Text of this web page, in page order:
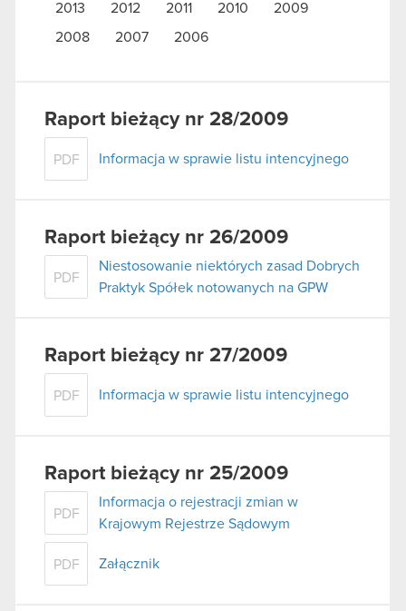
2013
2012 2011 2010
2009
2008
2007 2006
Raport bieżący nr 28/2009
PDF Informacja w sprawie listu intencyjnego
Raport bieżący nr 26/2009
PDF
Niestosowanie niektórych zasad Dobrych
Praktyk Spółek notowanych na GPW
Raport bieżący nr 27/2009
PDF Informacja w sprawie listu intencyjnego
Raport bieżący nr 25/2009
PDF
Informacja o rejestracji zmian w
Krajowym Rejestrze Sądowym
PDF Załącznik